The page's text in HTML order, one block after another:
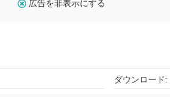
広告を非表示にする
ダウンロード: